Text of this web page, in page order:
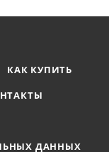
КАК КУПИТЬ
ДАННЫХ